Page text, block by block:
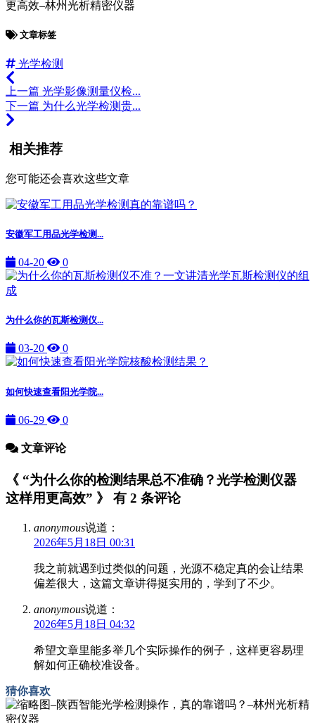
文章标签
光学检测
上一篇 光学影像测量仪检...
下一篇 为什么光学检测贵...
相关推荐
您可能还会喜欢这些文章
安徽军工用品光学检测...
04-20 0
为什么你的瓦斯检测仪...
03-20 0
如何快速查看阳光学院...
06-29 0
文章评论
《 “为什么你的检测结果总不准确？光学检测仪器
这样用更高效” 》 有 2 条评论
anonymous说道：
2026年5月18日 00:31
我之前就遇到过类似的问题，光源不稳定真的会让结果
偏差很大，这篇文章讲得挺实用的，学到了不少。
anonymous说道：
2026年5月18日 04:32
希望文章里能多举几个实际操作的例子，这样更容易理
解如何正确校准设备。
猜你喜欢